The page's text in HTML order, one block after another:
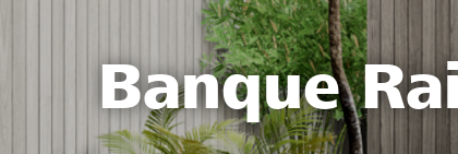
Banque